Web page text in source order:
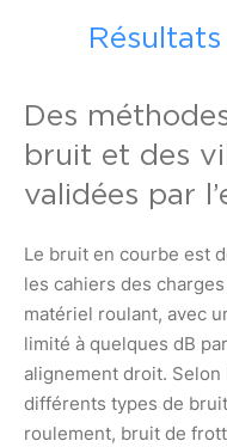
Des
bruit et des
validées par
Le bruit en courbe est
les cahiers des
matériel roulant, avec
limité à quelques dB
alignement droit.
différents types de
roulement, bruit de